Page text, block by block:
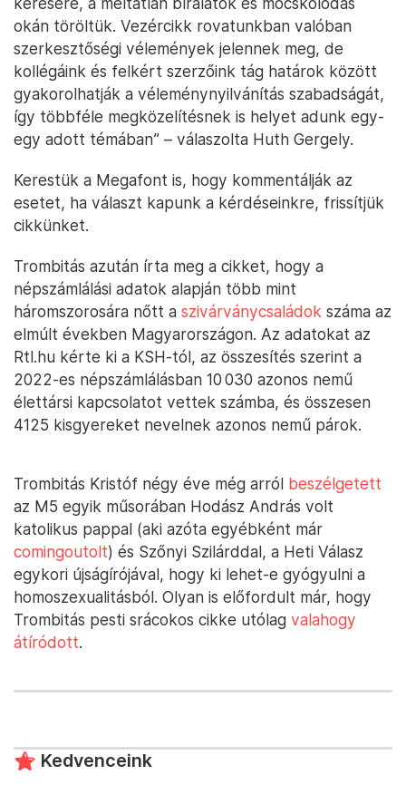
okán töröltük. Vezércikk rovatunkban valóban
szerkesztőségi vélemények jelennek meg, de
kollégáink és felkért szerzőink tág határok között
gyakorolhatják a véleménynyilvánítás szabadságát,
így többféle megközelítésnek is helyet adunk egy-
egy adott témában” – válaszolta Huth Gergely.
Kerestük a Megafont is, hogy kommentálják az
esetet, ha választ kapunk a kérdéseinkre, frissítjük
cikkünket.
Trombitás azután írta meg a cikket, hogy a
népszámlálási adatok alapján több mint
háromszorosára nőtt a szivárványcsaládok száma az
elmúlt években Magyarországon. Az adatokat az
Rtl.hu kérte ki a KSH-tól, az összesítés szerint a
2022-es népszámlálásban 10 030 azonos nemű
élettársi kapcsolatot vettek számba, és összesen
4125 kisgyereket nevelnek azonos nemű párok.
Trombitás Kristóf négy éve még arról beszélgetett
az M5 egyik műsorában Hodász András volt
katolikus pappal (aki azóta egyébként már
comingoutolt) és Szőnyi Szilárddal, a Heti Válasz
egykori újságírójával, hogy ki lehet-e gyógyulni a
homoszexualitásból. Olyan is előfordult már, hogy
Trombitás pesti srácokos cikke utólag valahogy
átíródott.
Kedvenceink